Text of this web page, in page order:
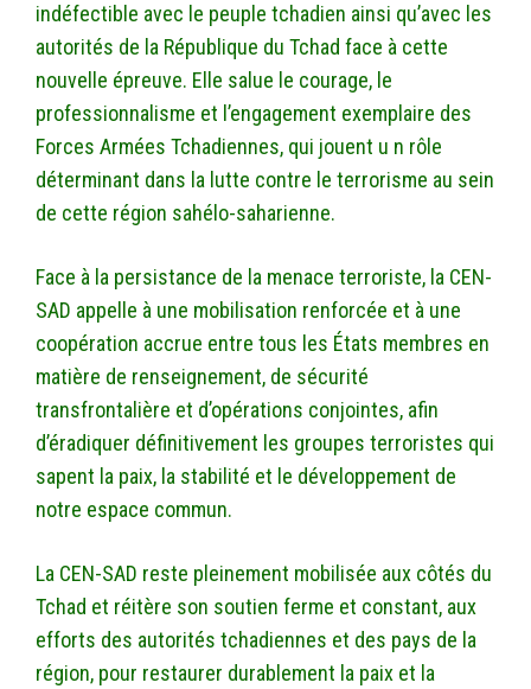
indéfectible avec le peuple tchadien ainsi qu’avec les
autorités de la République du Tchad face à cette
nouvelle épreuve. Elle salue le courage, le
professionnalisme et l’engagement exemplaire des
Forces Armées Tchadiennes, qui jouent u n rôle
déterminant dans la lutte contre le terrorisme au sein
de cette région sahélo-saharienne.
Face à la persistance de la menace terroriste, la CEN-
SAD appelle à une mobilisation renforcée et à une
coopération accrue entre tous les États membres en
matière de renseignement, de sécurité
transfrontalière et d’opérations conjointes, afin
d’éradiquer définitivement les groupes terroristes qui
sapent la paix, la stabilité et le développement de
notre espace commun.
La CEN-SAD reste pleinement mobilisée aux côtés du
Tchad et réitère son soutien ferme et constant, aux
efforts des autorités tchadiennes et des pays de la
région, pour restaurer durablement la paix et la